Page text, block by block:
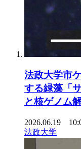
法政大学市
する緑藻「
と核ゲノム
2026.06.19
法政大学